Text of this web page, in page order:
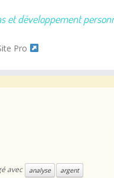
et développement
Pro
avec analyse
argent